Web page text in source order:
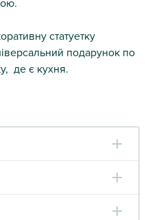
статуетку
подарунок по
де є кухня.